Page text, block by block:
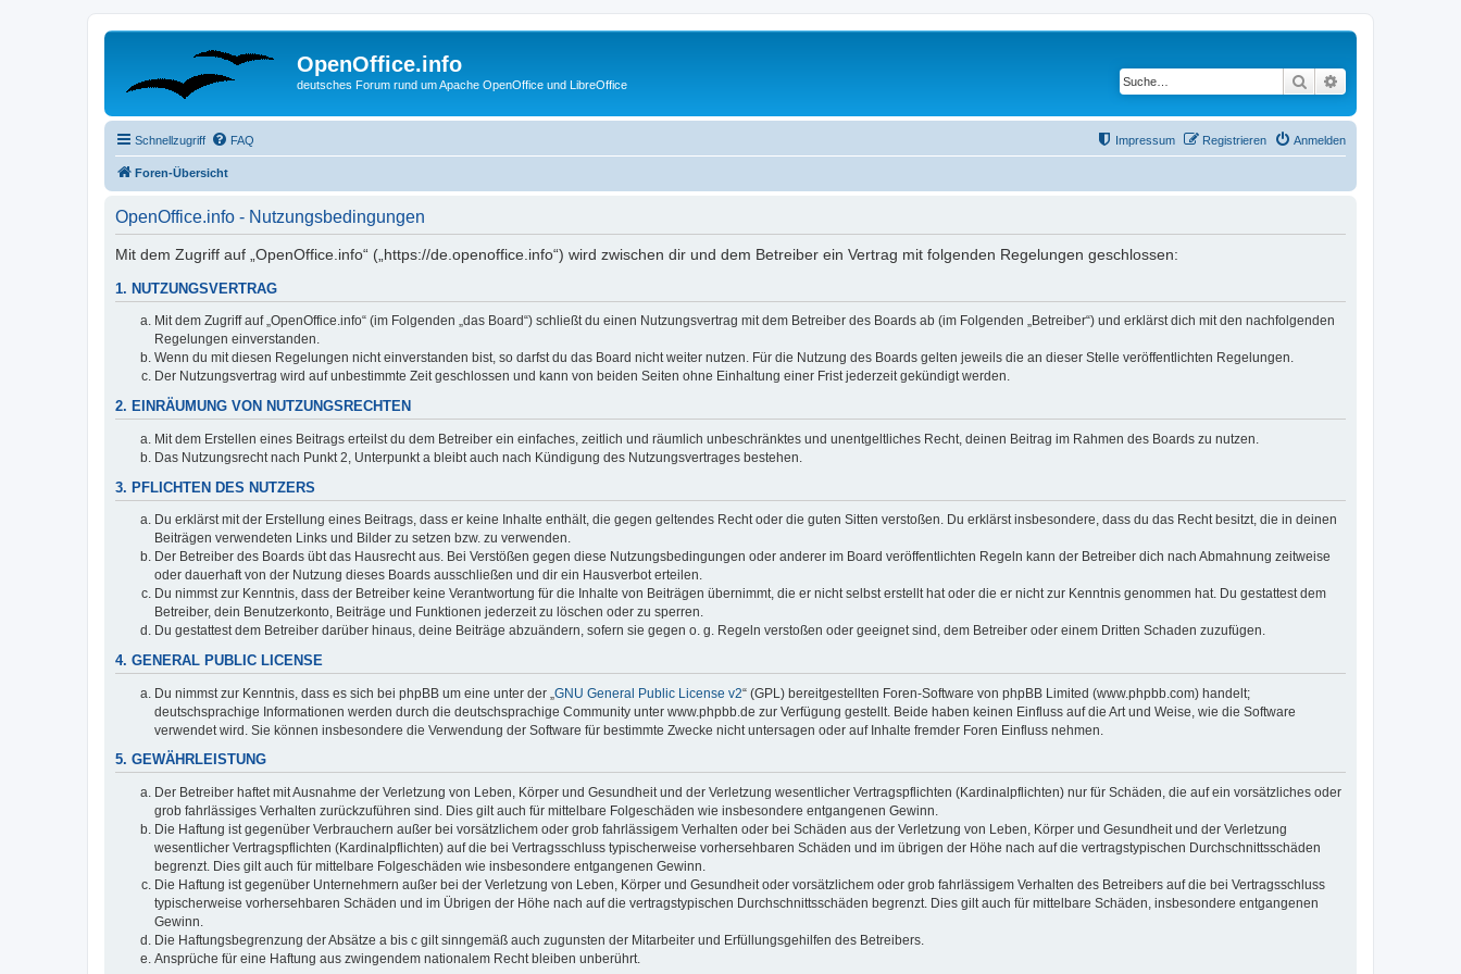
OpenOffice.info
deutsches Forum rund um Apache OpenOffice und LibreOffice Suche
Schnellzugriff FAQ Anmelden
Registrieren
Impressum
Foren-Übersicht
OpenOffice.info - Nutzungsbedingungen
Mit dem Zugriff auf „OpenOffice.info“ („https://de.openoffice.info“) wird zwischen dir und dem Betreiber ein Vertrag mit folgenden Regelungen geschlossen:
1. NUTZUNGSVERTRAG
Mit dem Zugriff auf „OpenOffice.info“ (im Folgenden „das Board“) schließt du einen Nutzungsvertrag mit dem Betreiber des Boards ab (im Folgenden „Betreiber“) und erklärst dich mit den nachfolgenden
Regelungen einverstanden.
Wenn du mit diesen Regelungen nicht einverstanden bist, so darfst du das Board nicht weiter nutzen. Für die Nutzung des Boards gelten jeweils die an dieser Stelle veröffentlichten Regelungen.
Der Nutzungsvertrag wird auf unbestimmte Zeit geschlossen und kann von beiden Seiten ohne Einhaltung einer Frist jederzeit gekündigt werden.
2. EINRÄUMUNG VON NUTZUNGSRECHTEN
Mit dem Erstellen eines Beitrags erteilst du dem Betreiber ein einfaches, zeitlich und räumlich unbeschränktes und unentgeltliches Recht, deinen Beitrag im Rahmen des Boards zu nutzen.
Das Nutzungsrecht nach Punkt 2, Unterpunkt a bleibt auch nach Kündigung des Nutzungsvertrages bestehen.
3. PFLICHTEN DES NUTZERS
Du erklärst mit der Erstellung eines Beitrags, dass er keine Inhalte enthält, die gegen geltendes Recht oder die guten Sitten verstoßen. Du erklärst insbesondere, dass du das Recht besitzt, die in deinen
Beiträgen verwendeten Links und Bilder zu setzen bzw. zu verwenden.
Der Betreiber des Boards übt das Hausrecht aus. Bei Verstößen gegen diese Nutzungsbedingungen oder anderer im Board veröffentlichten Regeln kann der Betreiber dich nach Abmahnung zeitweise
oder dauerhaft von der Nutzung dieses Boards ausschließen und dir ein Hausverbot erteilen.
Du nimmst zur Kenntnis, dass der Betreiber keine Verantwortung für die Inhalte von Beiträgen übernimmt, die er nicht selbst erstellt hat oder die er nicht zur Kenntnis genommen hat. Du gestattest dem
Betreiber, dein Benutzerkonto, Beiträge und Funktionen jederzeit zu löschen oder zu sperren.
Du gestattest dem Betreiber darüber hinaus, deine Beiträge abzuändern, sofern sie gegen o. g. Regeln verstoßen oder geeignet sind, dem Betreiber oder einem Dritten Schaden zuzufügen.
4. GENERAL PUBLIC LICENSE
Du nimmst zur Kenntnis, dass es sich bei phpBB um eine unter der „ GNU General Public License v2“ (GPL) bereitgestellten Foren-Software von phpBB Limited (www.phpbb.com) handelt;
deutschsprachige Informationen werden durch die deutschsprachige Community unter www.phpbb.de zur Verfügung gestellt. Beide haben keinen Einfluss auf die Art und Weise, wie die Software
verwendet wird. Sie können insbesondere die Verwendung der Software für bestimmte Zwecke nicht untersagen oder auf Inhalte fremder Foren Einfluss nehmen.
5. GEWÄHRLEISTUNG
Der Betreiber haftet mit Ausnahme der Verletzung von Leben, Körper und Gesundheit und der Verletzung wesentlicher Vertragspflichten (Kardinalpflichten) nur für Schäden, die auf ein vorsätzliches oder
grob fahrlässiges Verhalten zurückzuführen sind. Dies gilt auch für mittelbare Folgeschäden wie insbesondere entgangenen Gewinn.
Die Haftung ist gegenüber Verbrauchern außer bei vorsätzlichem oder grob fahrlässigem Verhalten oder bei Schäden aus der Verletzung von Leben, Körper und Gesundheit und der Verletzung
wesentlicher Vertragspflichten (Kardinalpflichten) auf die bei Vertragsschluss typischerweise vorhersehbaren Schäden und im übrigen der Höhe nach auf die vertragstypischen Durchschnittsschäden
begrenzt. Dies gilt auch für mittelbare Folgeschäden wie insbesondere entgangenen Gewinn.
Die Haftung ist gegenüber Unternehmern außer bei der Verletzung von Leben, Körper und Gesundheit oder vorsätzlichem oder grob fahrlässigem Verhalten des Betreibers auf die bei Vertragsschluss
typischerweise vorhersehbaren Schäden und im Übrigen der Höhe nach auf die vertragstypischen Durchschnittsschäden begrenzt. Dies gilt auch für mittelbare Schäden, insbesondere entgangenen
Gewinn.
Die Haftungsbegrenzung der Absätze a bis c gilt sinngemäß auch zugunsten der Mitarbeiter und Erfüllungsgehilfen des Betreibers.
Ansprüche für eine Haftung aus zwingendem nationalem Recht bleiben unberührt.